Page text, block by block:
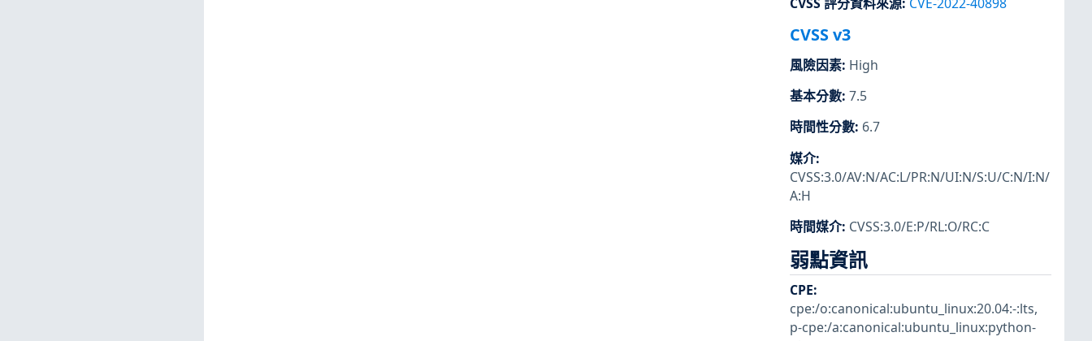
CVSS v3
風險因素: High
基本分數: 7.5
時間性分數: 6.7
媒介:
CVSS:3.0/AV:N/AC:L/PR:N/UI:N/S:U/C:N/I:N/
A:H
時間媒介: CVSS:3.0/E:P/RL:O/RC:C
弱點資訊
CPE:
cpe:/o:canonical:ubuntu_linux:20.04:-:lts,
p-cpe:/a:canonical:ubuntu_linux:python-